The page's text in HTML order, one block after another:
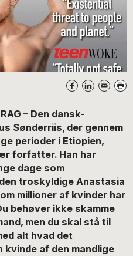
– Den dansk-
Sønderriis, der gennem
perioder i Etiopien,
forfatter. Han har
dage som
troskyldige Anastasia
millioner af kvinder har
behøver ikke skamme
men du skal stå til
alt hvad det
af den mandlige